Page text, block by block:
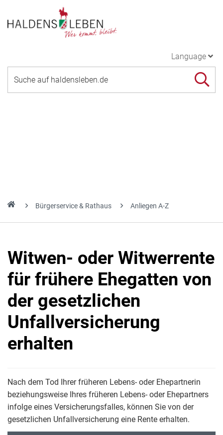
Language
Bürgerservice & Rathaus Anliegen A-Z
Witwen- oder Witwerrente
für frühere Ehegatten von
der gesetzlichen
Unfallversicherung
erhalten
Nach dem Tod Ihrer früheren Lebens- oder Ehepartnerin
beziehungsweise Ihres früheren Lebens- oder Ehepartners
infolge eines Versicherungsfalles, können Sie von der
gesetzlichen Unfallversicherung eine Rente erhalten.